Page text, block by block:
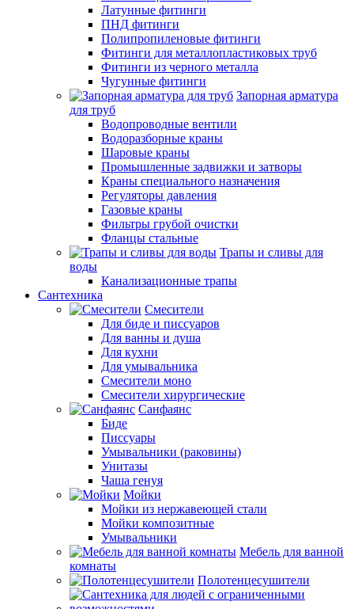
Латунные фитинги
ПНД фитинги
Полипропиленовые фитинги
Фитинги для металлопластиковых труб
Фитинги из черного металла
Чугунные фитинги
Запорная арматура
для труб
Водопроводные вентили
Водоразборные краны
Шаровые краны
Промышленные задвижки и затворы
Краны специального назначения
Регуляторы давления
Газовые краны
Фильтры грубой очистки
Фланцы стальные
Трапы и сливы для
воды
Канализационные трапы
Сантехника
Смесители
Для биде и писсуаров
Для ванны и душа
Для кухни
Для умывальника
Смесители моно
Смесители хирургические
Санфаянс
Биде
Писсуары
Умывальники (раковины)
Унитазы
Чаша генуя
Мойки
Мойки из нержавеющей стали
Мойки композитные
Умывальники
Мебель для ванной
комнаты
Полотенцесушители